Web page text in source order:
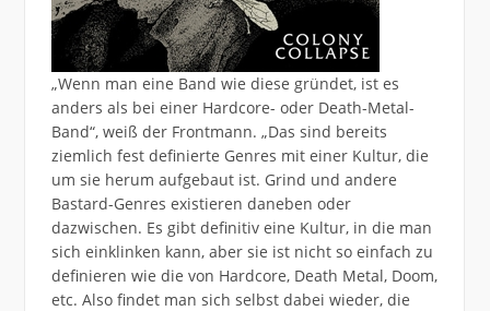
„Wenn man eine Band wie diese gründet, ist es
anders als bei einer Hardcore- oder Death-Metal-
Band“, weiß der Frontmann. „Das sind bereits
ziemlich fest definierte Genres mit einer Kultur, die
um sie herum aufgebaut ist. Grind und andere
Bastard-Genres existieren daneben oder
dazwischen. Es gibt definitiv eine Kultur, in die man
sich einklinken kann, aber sie ist nicht so einfach zu
definieren wie die von Hardcore, Death Metal, Doom,
etc. Also findet man sich selbst dabei wieder, die